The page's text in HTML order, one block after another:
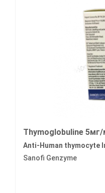
Thymoglobuline
Anti-Human thymocyte
Sanofi Genzyme